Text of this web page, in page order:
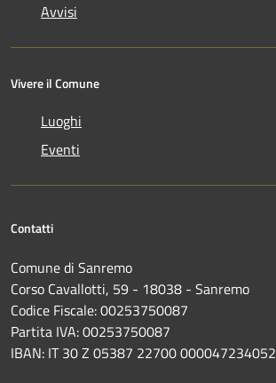
Avvisi
Vivere il Comune
Luoghi
Eventi
Contatti
Comune di Sanremo
Corso Cavallotti, 59 - 18038 - Sanremo
Codice Fiscale: 00253750087
Partita IVA: 00253750087
IBAN: IT 30 Z 05387 22700 000047234052